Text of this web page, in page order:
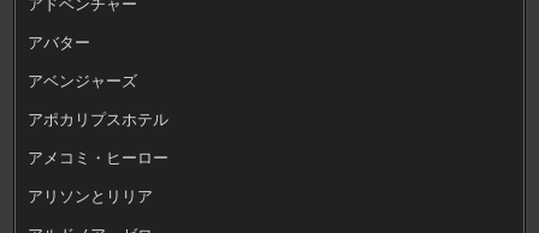
アバター
アベンジャーズ
アポカリプスホテル
アメコミ・ヒーロー
アリソンとリリア